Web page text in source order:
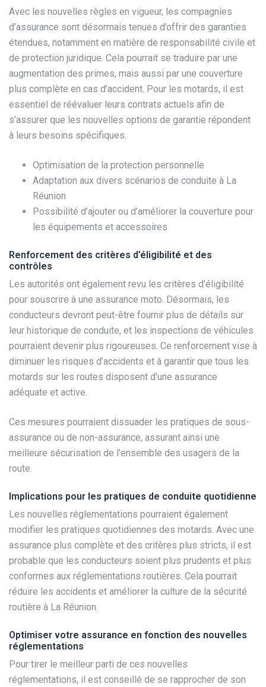
Avec les nouvelles règles en vigueur, les compagnies
d’assurance sont désormais tenues d’offrir des garanties
étendues, notamment en matière de responsabilité civile et
de protection juridique. Cela pourrait se traduire par une
augmentation des primes, mais aussi par une couverture
plus complète en cas d’accident. Pour les motards, il est
essentiel de réévaluer leurs contrats actuels afin de
s’assurer que les nouvelles options de garantie répondent
à leurs besoins spécifiques.
Optimisation de la protection personnelle
Adaptation aux divers scénarios de conduite à La
Réunion
Possibilité d’ajouter ou d’améliorer la couverture pour
les équipements et accessoires
Renforcement des critères d’éligibilité et des
contrôles
Les autorités ont également revu les critères d’éligibilité
pour souscrire à une assurance moto. Désormais, les
conducteurs devront peut-être fournir plus de détails sur
leur historique de conduite, et les inspections de véhicules
pourraient devenir plus rigoureuses. Ce renforcement vise à
diminuer les risques d’accidents et à garantir que tous les
motards sur les routes disposent d’une assurance
adéquate et active.
Ces mesures pourraient dissuader les pratiques de sous-
assurance ou de non-assurance, assurant ainsi une
meilleure sécurisation de l’ensemble des usagers de la
route.
Implications pour les pratiques de conduite quotidienne
Les nouvelles réglementations pourraient également
modifier les pratiques quotidiennes des motards. Avec une
assurance plus complète et des critères plus stricts, il est
probable que les conducteurs soient plus prudents et plus
conformes aux réglementations routières. Cela pourrait
réduire les accidents et améliorer la culture de la sécurité
routière à La Réunion.
Optimiser votre assurance en fonction des nouvelles
réglementations
Pour tirer le meilleur parti de ces nouvelles
réglementations, il est conseillé de se rapprocher de son